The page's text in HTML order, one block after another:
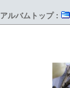
アルバムトップ: